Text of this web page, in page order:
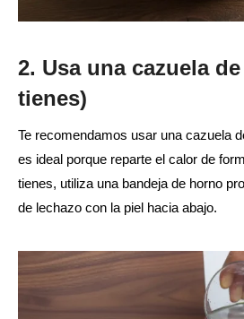
2. Usa una cazuela
tienes)
Te recomendamos usar una cazuela
es ideal porque reparte el calor de
tienes, utiliza una bandeja de horno
de lechazo con la piel hacia abajo.